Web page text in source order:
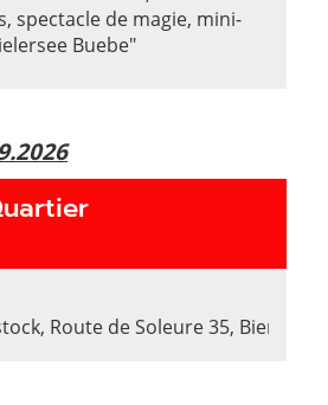
spectacle de magie, mini-
Buebe"
Route de Soleure 35, Bienne